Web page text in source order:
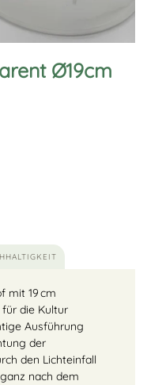
Ø19cm
mit 19 cm
die Kultur
Ausführung
der
den Lichteinfall
nach dem